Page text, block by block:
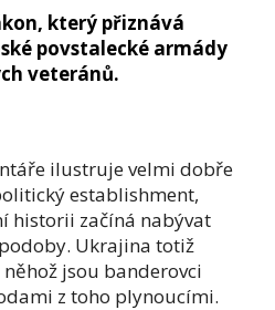
který přiznává
povstalecké armády
veteránů.
ilustruje velmi dobře
establishment,
historii začíná nabývat
Ukrajina totiž
jsou banderovci
z toho plynoucími.